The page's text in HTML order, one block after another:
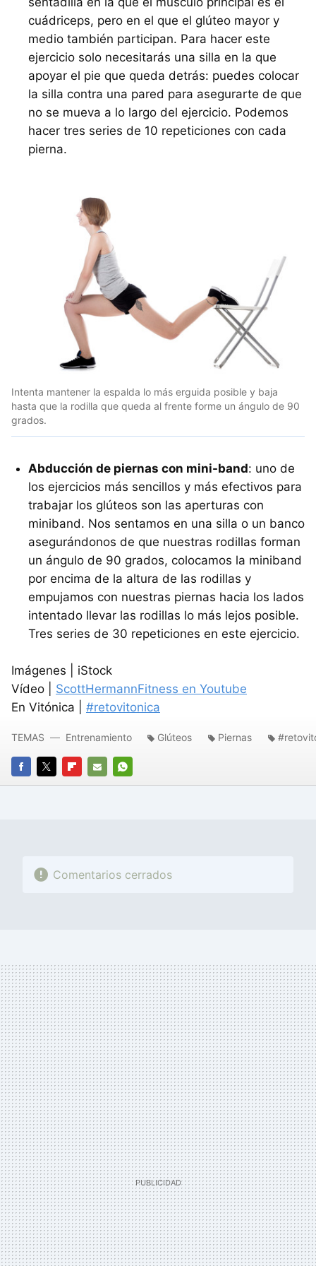
cuádriceps, pero en el que el glúteo mayor y
medio también participan. Para hacer este
ejercicio solo necesitarás una silla en la que
apoyar el pie que queda detrás: puedes colocar
la silla contra una pared para asegurarte de que
no se mueva a lo largo del ejercicio. Podemos
hacer tres series de 10 repeticiones con cada
pierna.
Intenta mantener la espalda lo más erguida posible y baja
hasta que la rodilla que queda al frente forme un ángulo de 90
grados.
Abducción de piernas con mini-band: uno de
los ejercicios más sencillos y más efectivos para
trabajar los glúteos son las aperturas con
miniband. Nos sentamos en una silla o un banco
asegurándonos de que nuestras rodillas forman
un ángulo de 90 grados, colocamos la miniband
por encima de la altura de las rodillas y
empujamos con nuestras piernas hacia los lados
intentado llevar las rodillas lo más lejos posible.
Tres series de 30 repeticiones en este ejercicio.
Imágenes | iStock
Vídeo | ScottHermannFitness en Youtube
En Vitónica | #retovitonica
FACEBOOK
TWITTERFLIPBOARD
E-
WHATSAPP
TEMAS Entrenamiento Glúteos Piernas
Comentarios cerrados